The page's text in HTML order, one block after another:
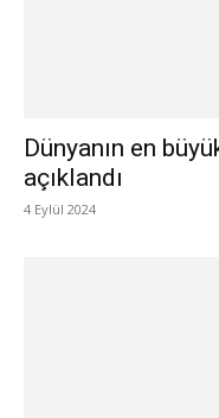
Dünyanın en
açıklandı
4 Eylül 2024